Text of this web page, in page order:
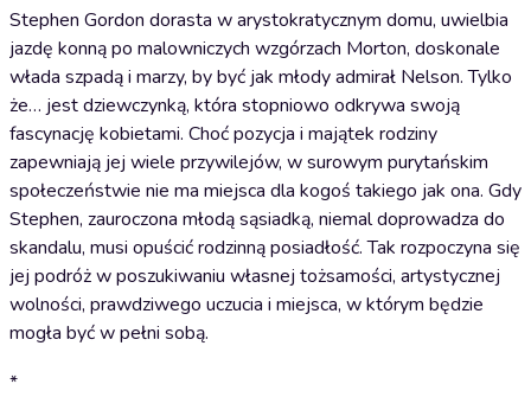
Stephen Gordon dorasta w arystokratycznym domu, uwielbia
jazdę konną po malowniczych wzgórzach Morton, doskonale
włada szpadą i marzy, by być jak młody admirał Nelson. Tylko
że… jest dziewczynką, która stopniowo odkrywa swoją
fascynację kobietami. Choć pozycja i majątek rodziny
zapewniają jej wiele przywilejów, w surowym purytańskim
społeczeństwie nie ma miejsca dla kogoś takiego jak ona. Gdy
Stephen, zauroczona młodą sąsiadką, niemal doprowadza do
skandalu, musi opuścić rodzinną posiadłość. Tak rozpoczyna się
jej podróż w poszukiwaniu własnej tożsamości, artystycznej
wolności, prawdziwego uczucia i miejsca, w którym będzie
mogła być w pełni sobą.
*